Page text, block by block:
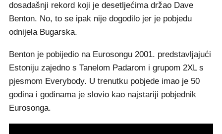
dosadašnji rekord koji je desetljećima držao Dave
Benton. No, to se ipak nije dogodilo jer je pobjedu
odnijela Bugarska.
Benton je pobijedio na Eurosongu 2001. predstavljajući
Estoniju zajedno s Tanelom Padarom i grupom 2XL s
pjesmom Everybody. U trenutku pobjede imao je 50
godina i godinama je slovio kao najstariji pobjednik
Eurosonga.